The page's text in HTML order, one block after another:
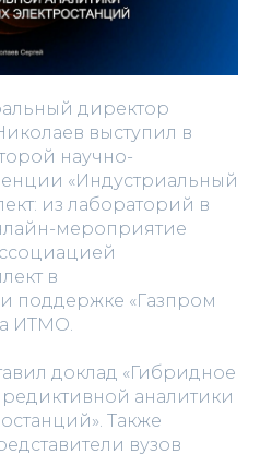
директор
выступил в
научно-
«Индустриальный
из лабораторий в
мероприятие
в
поддержке «Газпром
ИТМО.
доклад «Гибридное
аналитики
Также
вузов